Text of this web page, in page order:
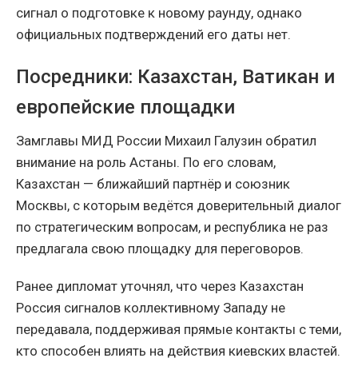
сигнал о подготовке к новому раунду, однако
официальных подтверждений его даты нет.
Посредники: Казахстан, Ватикан и
европейские площадки
Замглавы МИД России Михаил Галузин обратил
внимание на роль Астаны. По его словам,
Казахстан — ближайший партнёр и союзник
Москвы, с которым ведётся доверительный диалог
по стратегическим вопросам, и республика не раз
предлагала свою площадку для переговоров.
Ранее дипломат уточнял, что через Казахстан
Россия сигналов коллективному Западу не
передавала, поддерживая прямые контакты с теми,
кто способен влиять на действия киевских властей.